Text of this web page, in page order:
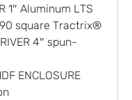
1″ Aluminum LTS
square Tractrix®
4″ spun-
ENCLOSURE